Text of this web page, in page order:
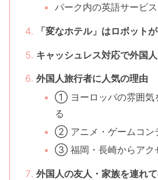
パーク内の英語サービス
「変なホテル」はロボット
キャッシュレス対応で外国
外国人旅行者に人気の理由
① ヨーロッパの雰囲気
る
② アニメ・ゲームコン
③ 福岡・長崎からアク
外国人の友人・家族を連れ